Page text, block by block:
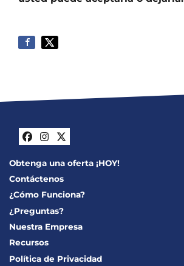
Facebook
Instagram
Twitter
Obtenga una oferta ¡HOY!
Contáctenos
¿Cómo Funciona?
¿Preguntas?
Nuestra Empresa
Recursos
Política de Privacidad